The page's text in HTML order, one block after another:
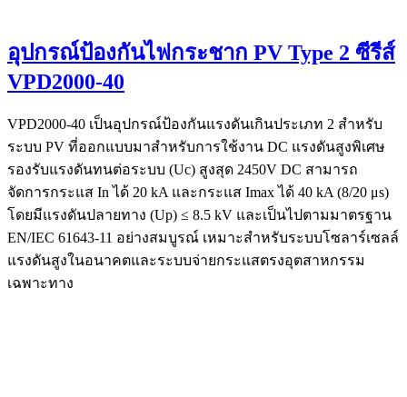
อุปกรณ์ป้องกันไฟกระชาก PV Type 2 ซีรีส์
VPD2000-40
VPD2000-40 เป็นอุปกรณ์ป้องกันแรงดันเกินประเภท 2 สำหรับ
ระบบ PV ที่ออกแบบมาสำหรับการใช้งาน DC แรงดันสูงพิเศษ
รองรับแรงดันทนต่อระบบ (Uc) สูงสุด 2450V DC สามารถ
จัดการกระแส In ได้ 20 kA และกระแส Imax ได้ 40 kA (8/20 μs)
โดยมีแรงดันปลายทาง (Up) ≤ 8.5 kV และเป็นไปตามมาตรฐาน
EN/IEC 61643-11 อย่างสมบูรณ์ เหมาะสำหรับระบบโซลาร์เซลล์
แรงดันสูงในอนาคตและระบบจ่ายกระแสตรงอุตสาหกรรม
เฉพาะทาง